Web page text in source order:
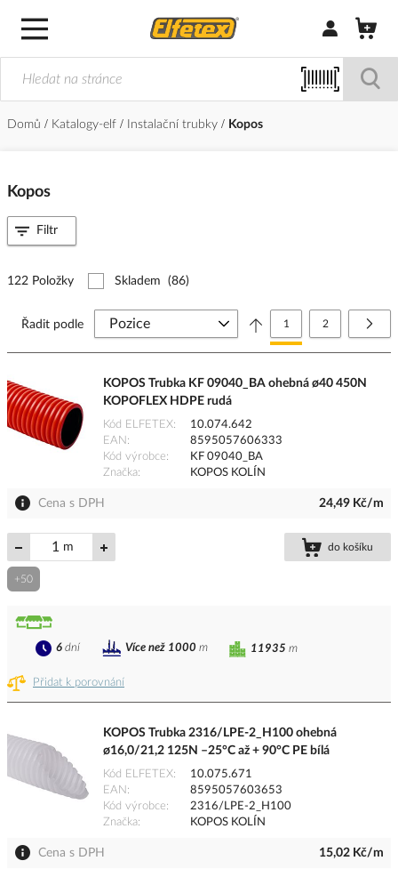
Přihlásit/
Domů Katalogy-elf Instalační trubky Kopos
Kopos
122 Položky Skladem (86)
Stránka
Právě si prohlížíte
1 Stránka
2
Řadit podle
KOPOS Trubka KF 09040_BA ohebná ø40 450N
KOPOFLEX HDPE rudá
Kód ELFETEX
10.074.642
EAN
8595057606333
Kód výrobce
KF 09040_BA
Značka
KOPOS KOLÍN
Cena s DPH 24,49 Kč/m
m do košíku
+50
Přidat k porovnání
11935 m
6 dní Více než 1000 m
KOPOS Trubka 2316/LPE-2_H100 ohebná
ø16,0/21,2 125N –25°C až + 90°C PE bílá
Kód ELFETEX
10.075.671
EAN
8595057603653
Kód výrobce
2316/LPE-2_H100
Značka
KOPOS KOLÍN
Cena s DPH 15,02 Kč/m
Filtr